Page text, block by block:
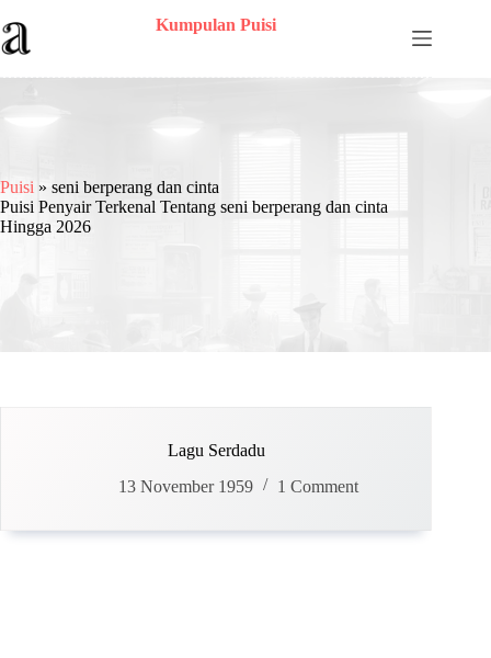
to
content
Kumpulan Puisi
Puisi » seni berperang dan cinta
Puisi Penyair Terkenal Tentang seni berperang dan cinta
Hingga 2026
Lagu Serdadu
13 November 1959
1 Comment